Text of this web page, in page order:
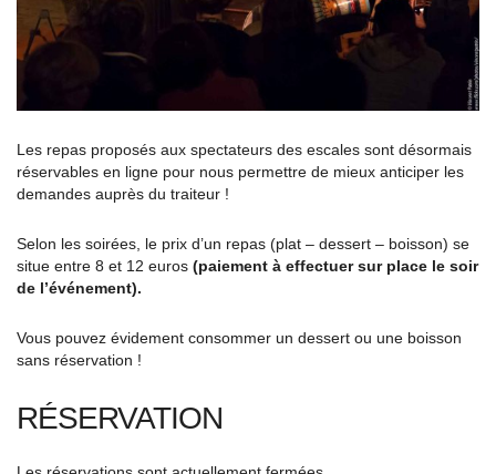
Les repas proposés aux spectateurs des escales sont désormais
réservables en ligne pour nous permettre de mieux anticiper les
demandes auprès du traiteur !
Selon les soirées, le prix d’un repas (plat – dessert – boisson) se
situe entre 8 et 12 euros (paiement à effectuer sur place le soir
de l’événement).
Vous pouvez évidement consommer un dessert ou une boisson
sans réservation !
RÉSERVATION